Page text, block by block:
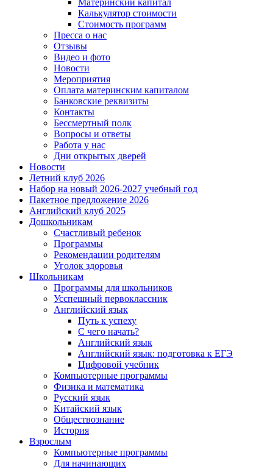
Калькулятор стоимости
Стоимость программ
Пресса о нас
Отзывы
Видео и фото
Новости
Мероприятия
Оплата материнским капиталом
Банковские реквизиты
Контакты
Бессмертный полк
Вопросы и ответы
Работа у нас
Дни открытых дверей
Новости
Летний клуб 2026
Набор на новый 2026-2027 учебный год
Пакетное предложение 2026
Английский клуб 2025
Дошкольникам
Счастливый ребенок
Программы
Рекомендации родителям
Уголок здоровья
Школьникам
Программы для школьников
Усспешный первоклассник
Английский язык
Путь к успеху
С чего начать?
Английский язык
Английский язык: подготовка к ЕГЭ
Цифровой учебник
Компьютерные программы
Физика и математика
Русский язык
Китайский язык
Обществознание
История
Взрослым
Компьютерные программы
Для начинающих